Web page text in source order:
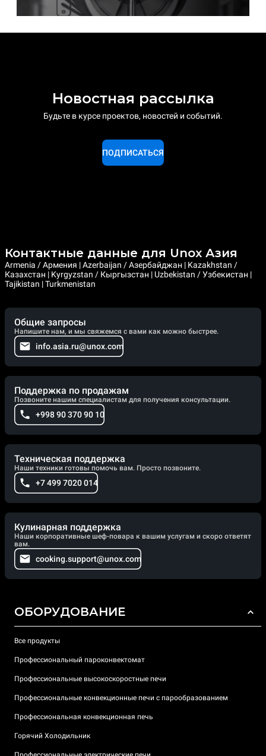
Новостная рассылка
Будьте в курсе проектов, новостей и событий.
ПОДПИСАТЬСЯ
Контактные данные для Unox Азия
Armenia / Армения | Azerbaijan / Азербайджан | Kazakhstan /
Казахстан | Kyrgyzstan / Кыргызстан | Uzbekistan / Узбекистан |
Tajikistan | Turkmenistan
Общие запросы
Напишите нам, и мы свяжемся с вами как можно быстрее.
info.asia.ru@unox.com
Поддержка по продажам
Позвоните нашим специалистам для получения консультации.
+998 90 370 90 10
Техническая поддержка
Наши техники готовы помочь вам. Просто позвоните.
+7 499 7020 014
Кулинарная поддержка
Наши корпоративные шеф-повара к вашим услугам и скоро ответят
вам.
cooking.support@unox.com
ОБОРУДОВАНИЕ
Все продукты
Профессиональный пароконвектомат
Профессиональные высокоскоростные печи
Профессиональные конвекционные печи с парообразованием
Профессиональная конвекционная печь
Горячий Холодильник